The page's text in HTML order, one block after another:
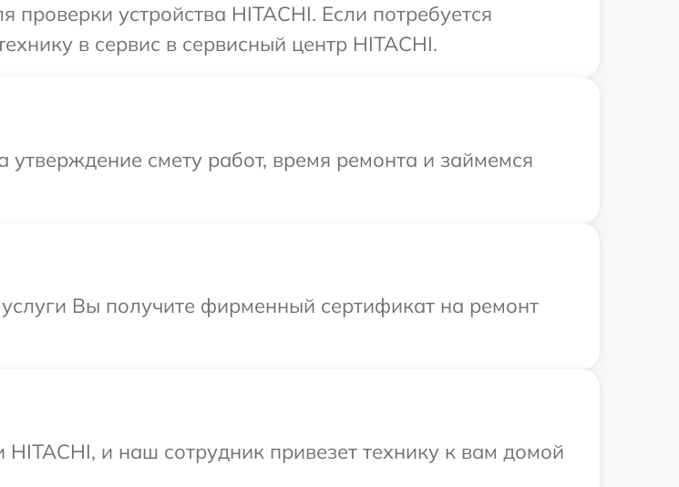
устройства HITACHI. Если потребуется
в сервис в сервисный центр HITACHI.
смету работ, время ремонта и займемся
Вы получите фирменный сертификат на ремонт
и наш сотрудник привезет технику к вам домой